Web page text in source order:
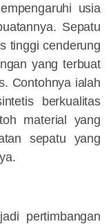
usia
Sepatu
tinggi cenderung
yang terbuat
Contohnya ialah
berkualitas
material yang
sepatu yang
pertimbangan